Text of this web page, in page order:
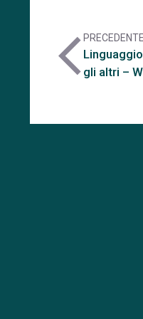
arrow_back_iosPRECEDENTE
gli altri –